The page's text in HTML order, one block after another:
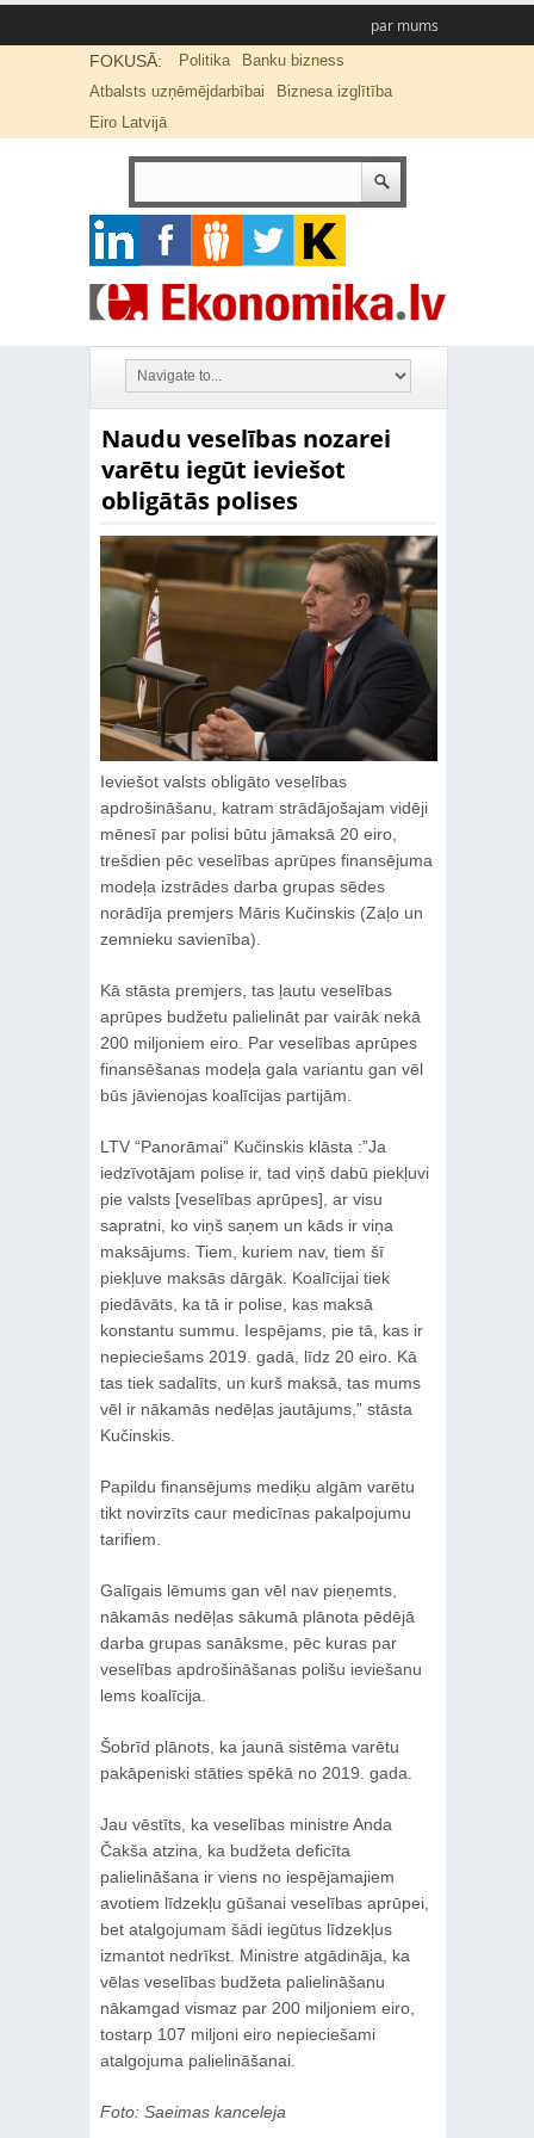
par mums
FOKUSĀ: Politika
Banku bizness
Atbalsts uzņēmējdarbībai
Biznesa izglītība
Eiro Latvijā
Naudu veselības nozarei
varētu iegūt ieviešot
obligātās polises
Ieviešot valsts obligāto veselības
apdrošināšanu, katram strādājošajam vidēji
mēnesī par polisi būtu jāmaksā 20 eiro,
trešdien pēc veselības aprūpes finansējuma
modeļa izstrādes darba grupas sēdes
norādīja premjers Māris Kučinskis (Zaļo un
zemnieku savienība).
Kā stāsta premjers, tas ļautu veselības
aprūpes budžetu palielināt par vairāk nekā
200 miljoniem eiro. Par veselības aprūpes
finansēšanas modeļa gala variantu gan vēl
būs jāvienojas koalīcijas partijām.
LTV “Panorāmai” Kučinskis klāsta :”Ja
iedzīvotājam polise ir, tad viņš dabū piekļuvi
pie valsts [veselības aprūpes], ar visu
sapratni, ko viņš saņem un kāds ir viņa
maksājums. Tiem, kuriem nav, tiem šī
piekļuve maksās dārgāk. Koalīcijai tiek
piedāvāts, ka tā ir polise, kas maksā
konstantu summu. Iespējams, pie tā, kas ir
nepieciešams 2019. gadā, līdz 20 eiro. Kā
tas tiek sadalīts, un kurš maksā, tas mums
vēl ir nākamās nedēļas jautājums,” stāsta
Kučinskis.
Papildu finansējums mediķu algām varētu
tikt novirzīts caur medicīnas pakalpojumu
tarifiem.
Galīgais lēmums gan vēl nav pieņemts,
nākamās nedēļas sākumā plānota pēdējā
darba grupas sanāksme, pēc kuras par
veselības apdrošināšanas polišu ieviešanu
lems koalīcija.
Šobrīd plānots, ka jaunā sistēma varētu
pakāpeniski stāties spēkā no 2019. gada.
Jau vēstīts, ka veselības ministre Anda
Čakša atzina, ka budžeta deficīta
palielināšana ir viens no iespējamajiem
avotiem līdzekļu gūšanai veselības aprūpei,
bet atalgojumam šādi iegūtus līdzekļus
izmantot nedrīkst. Ministre atgādināja, ka
vēlas veselības budžeta palielināšanu
nākamgad vismaz par 200 miljoniem eiro,
tostarp 107 miljoni eiro nepieciešami
atalgojuma palielināšanai.
Foto: Saeimas kanceleja